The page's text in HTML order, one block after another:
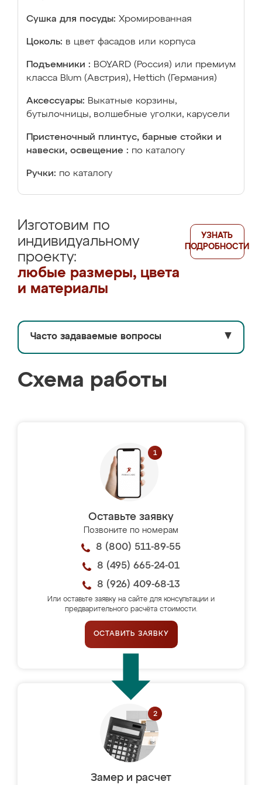
Сушка для посуды: Хромированная
Цоколь: в цвет фасадов или корпуса
Подъемники : BOYARD (Россия) или премиум
класса Blum (Австрия), Hettich (Германия)
Аксессуары: Выкатные корзины,
бутылочницы, волшебные уголки, карусели
Пристеночный плинтус, барные стойки и
навески, освещение : по каталогу
Ручки: по каталогу
Изготовим по
индивидуальному
проекту:
любые размеры, цвета
и материалы
УЗНАТЬ
ПОДРОБНОСТИ
Часто задаваемые вопросы ▼
Схема работы
Оставьте заявку
Позвоните по номерам
8 (800) 511-89-55
8 (495) 665-24-01
8 (926) 409-68-13
Или оставьте заявку на сайте для консультации и
предварительного расчёта стоимости.
ОСТАВИТЬ ЗАЯВКУ
Замер и расчет